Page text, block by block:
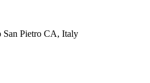
San Pietro CA, Italy